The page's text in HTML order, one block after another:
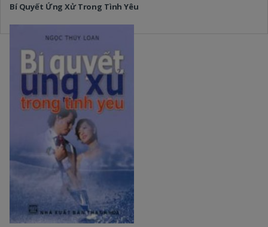
Bí Quyết Ứng Xử Trong Tình Yêu